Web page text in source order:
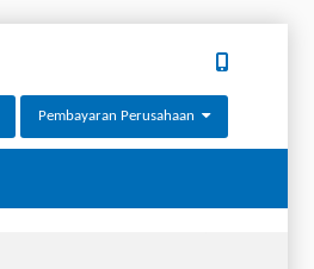
Pembayaran Perusahaan